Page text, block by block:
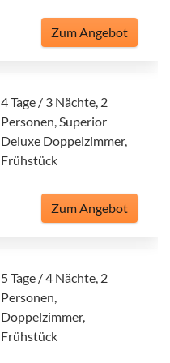
Zum Angebot
4 Tage / 3 Nächte, 2
Personen, Superior
Deluxe Doppelzimmer,
Frühstück
Zum Angebot
5 Tage / 4 Nächte, 2
Personen,
Doppelzimmer,
Frühstück